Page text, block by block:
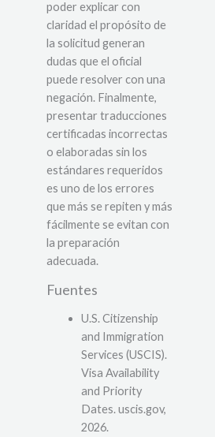
poder explicar con
claridad el propósito de
la solicitud generan
dudas que el oficial
puede resolver con una
negación. Finalmente,
presentar traducciones
certificadas incorrectas
o elaboradas sin los
estándares requeridos
es uno de los errores
que más se repiten y más
fácilmente se evitan con
la preparación
adecuada.
Fuentes
U.S. Citizenship
and Immigration
Services (USCIS).
Visa Availability
and Priority
Dates. uscis.gov,
2026.